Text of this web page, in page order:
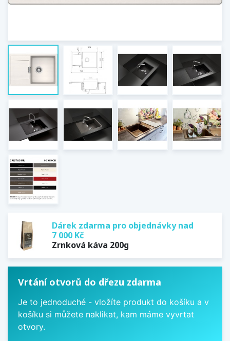
Dárek zdarma pro objednávky nad
7 000 Kč
Zrnková káva 200g
Vrtání otvorů do dřezu zdarma
Je to jednoduché - vložíte produkt do košíku a v
košíku si můžete naklikat, kam máme vyvrtat
otvory.